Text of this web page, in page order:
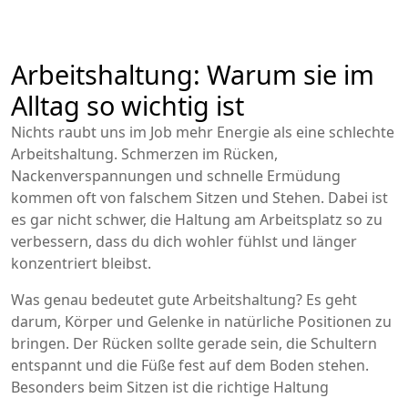
Arbeitshaltung: Warum sie im
Alltag so wichtig ist
Nichts raubt uns im Job mehr Energie als eine schlechte
Arbeitshaltung. Schmerzen im Rücken,
Nackenverspannungen und schnelle Ermüdung
kommen oft von falschem Sitzen und Stehen. Dabei ist
es gar nicht schwer, die Haltung am Arbeitsplatz so zu
verbessern, dass du dich wohler fühlst und länger
konzentriert bleibst.
Was genau bedeutet gute Arbeitshaltung? Es geht
darum, Körper und Gelenke in natürliche Positionen zu
bringen. Der Rücken sollte gerade sein, die Schultern
entspannt und die Füße fest auf dem Boden stehen.
Besonders beim Sitzen ist die richtige Haltung